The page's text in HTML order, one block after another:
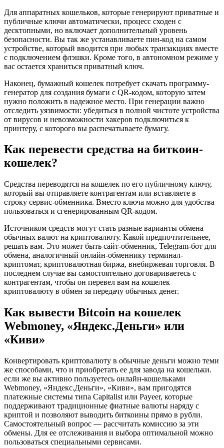
Для аппаратных кошельков, которые генерируют приватные и
публичные ключи автоматически, процесс сходен с
десктопными, но включает дополнительный уровень
безопасности. Вы так же устанавливаете пин-код на самом
устройстве, который вводится при любых транзакциях вместе
с подключением флэшки. Кроме того, в автономном режиме у
вас остается храниться приватный ключ.
Наконец, бумажный кошелек потребует скачать программу-
генератор для создания бумаги с QR-кодом, которую затем
нужно положить в надежное место. При генерации важно
отследить уязвимости: убедиться в полной чистоте устройства
от вирусов и невозможности хакеров подключиться к
принтеру, с которого вы распечатываете бумагу.
Как перевести средства на биткоин-
кошелек?
Средства переводятся на кошелек по его публичному ключу,
который вы отправляете контрагентам или вставляете в
строку сервис-обменника. Вместо ключа можно для удобства
пользоваться и сгенерированным QR-кодом.
Источником средств могут стать разные варианты обмена
обычных валют на криптовалюту. Какой предпочтительнее,
решать вам. Это может быть сайт-обменник, Telegram-бот для
обмена, аналогичный онлайн-обменнику терминал-
криптомат, криптовалютная биржа, внебиржевая торговля. В
последнем случае вы самостоятельно договариваетесь с
контрагентам, чтобы он перевел вам на кошелек
криптовалюту в обмен за передачу обычных денег.
Как вывести Bitcoin на кошелек
Webmoney, «Яндекс.Деньги» или
«Киви»
Конвертировать криптовалюту в обычные деньги можно теми
же способами, что и приобретать ее для завода на кошельки.
если же вы активно пользуетесь онлайн-кошельками
Webmoney, «Яндекс.Деньги», «Киви», вам пригодятся
платежные системы типа Capitalist или Payeer, которые
поддерживают традиционные фиатные валюты наряду с
криптой и позволяют выводить биткоины прямо в рубли.
Самостоятельный вопрос — рассчитать комиссию за эти
обмены. Для ее отслеживания и выбора оптимальной можно
пользоваться специальными сервисами.